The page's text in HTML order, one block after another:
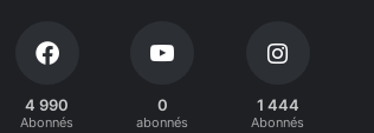
4 990
Abonnés
0
abonnés
1 444
Abonnés